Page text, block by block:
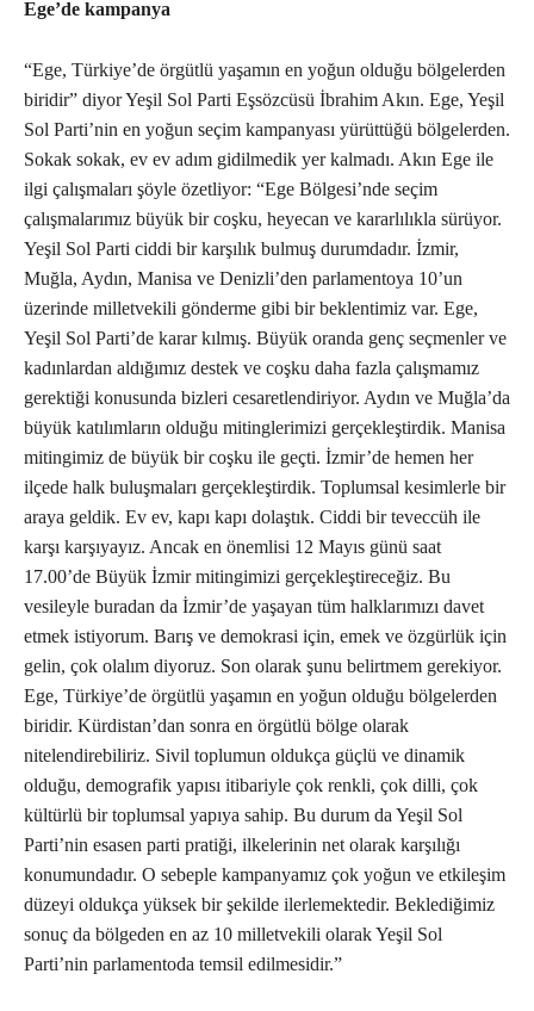
Ege’de kampanya
“Ege, Türkiye’de örgütlü yaşamın en yoğun olduğu bölgelerden
biridir” diyor Yeşil Sol Parti Eşsözcüsü İbrahim Akın. Ege, Yeşil
Sol Parti’nin en yoğun seçim kampanyası yürüttüğü bölgelerden.
Sokak sokak, ev ev adım gidilmedik yer kalmadı. Akın Ege ile
ilgi çalışmaları şöyle özetliyor: “Ege Bölgesi’nde seçim
çalışmalarımız büyük bir coşku, heyecan ve kararlılıkla sürüyor.
Yeşil Sol Parti ciddi bir karşılık bulmuş durumdadır. İzmir,
Muğla, Aydın, Manisa ve Denizli’den parlamentoya 10’un
üzerinde milletvekili gönderme gibi bir beklentimiz var. Ege,
Yeşil Sol Parti’de karar kılmış. Büyük oranda genç seçmenler ve
kadınlardan aldığımız destek ve coşku daha fazla çalışmamız
gerektiği konusunda bizleri cesaretlendiriyor. Aydın ve Muğla’da
büyük katılımların olduğu mitinglerimizi gerçekleştirdik. Manisa
mitingimiz de büyük bir coşku ile geçti. İzmir’de hemen her
ilçede halk buluşmaları gerçekleştirdik. Toplumsal kesimlerle bir
araya geldik. Ev ev, kapı kapı dolaştık. Ciddi bir teveccüh ile
karşı karşıyayız. Ancak en önemlisi 12 Mayıs günü saat
17.00’de Büyük İzmir mitingimizi gerçekleştireceğiz. Bu
vesileyle buradan da İzmir’de yaşayan tüm halklarımızı davet
etmek istiyorum. Barış ve demokrasi için, emek ve özgürlük için
gelin, çok olalım diyoruz. Son olarak şunu belirtmem gerekiyor.
Ege, Türkiye’de örgütlü yaşamın en yoğun olduğu bölgelerden
biridir. Kürdistan’dan sonra en örgütlü bölge olarak
nitelendirebiliriz. Sivil toplumun oldukça güçlü ve dinamik
olduğu, demografik yapısı itibariyle çok renkli, çok dilli, çok
kültürlü bir toplumsal yapıya sahip. Bu durum da Yeşil Sol
Parti’nin esasen parti pratiği, ilkelerinin net olarak karşılığı
konumundadır. O sebeple kampanyamız çok yoğun ve etkileşim
düzeyi oldukça yüksek bir şekilde ilerlemektedir. Beklediğimiz
sonuç da bölgeden en az 10 milletvekili olarak Yeşil Sol
Parti’nin parlamentoda temsil edilmesidir.”